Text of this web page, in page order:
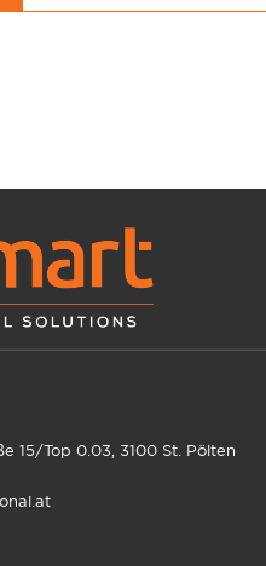
15/Top 0.03, 3100 St. Pölten